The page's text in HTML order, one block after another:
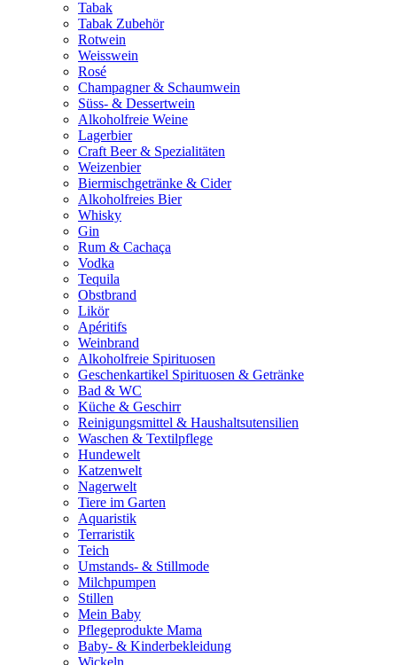
Tabak
Tabak Zubehör
Rotwein
Weisswein
Rosé
Champagner & Schaumwein
Süss- & Dessertwein
Alkoholfreie Weine
Lagerbier
Craft Beer & Spezialitäten
Weizenbier
Biermischgetränke & Cider
Alkoholfreies Bier
Whisky
Gin
Rum & Cachaça
Vodka
Tequila
Obstbrand
Likör
Apéritifs
Weinbrand
Alkoholfreie Spirituosen
Geschenkartikel Spirituosen & Getränke
Bad & WC
Küche & Geschirr
Reinigungsmittel & Haushaltsutensilien
Waschen & Textilpflege
Hundewelt
Katzenwelt
Nagerwelt
Tiere im Garten
Aquaristik
Terraristik
Teich
Umstands- & Stillmode
Milchpumpen
Stillen
Mein Baby
Pflegeprodukte Mama
Baby- & Kinderbekleidung
Wickeln